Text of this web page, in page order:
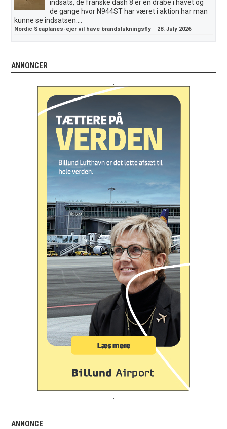
indsats, de franske dash 8 er en dråbe i havet og
de gange hvor N944ST har været i aktion har man
kunne se indsatsen....
Nordic Seaplanes-ejer vil have brandslukningsfly · 28. July 2026
ANNONCER
.
.
ANNONCE